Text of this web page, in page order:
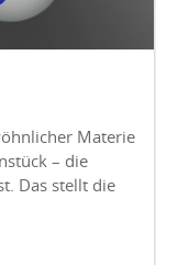
Materie
– die
Das stellt die